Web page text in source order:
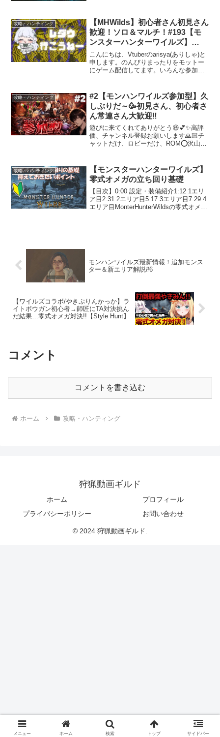
攻略・ハンティング
【MHWilds】初心者さん初見さん
歓迎！ソロ＆マルチ！#193【モ
ンスターハンターワイルズ】
【VTuber】
こんにちは、Vtuberのarisya(ありしゃ)と
申します。のんびりまったりをモットー
にゲーム配信してます。いろんな参加型
その他リンク→ 【配信ルール】1 人...
攻略・ハンティング
#2【モンハンワイルズ参加型】久
しぶりだ～🥳初見さん、初心者さ
ん常連さん大歓迎‼️
遊びに来てくれてありがとう😆💕✨高評
価、チャンネル登録お願いします🙏🏻チ
ャットだけ、ロビーだけ、ROM⭕沢山の
ためPS利用者様限定になります😥VC参
加したい方は気軽に...
攻略・ハンティング
【モンスターハンターワイルズ】
零式オメガの立ち回り基礎
【目次】0:00 設定・装備紹介1:12 1エリ
ア目2:31 2エリア目5:17 3エリア目7:29 4
エリア目MonterHunterWildsの零式オメガ
モンハンワイルズ最新情報！追加モンス
ター＆新エリア解説#6
【ワイルズコラボ/やきぷりんかっか】ラ
イトボウガン初心者→師匠にTA対決挑ん
だ結果…零式オメガ対決!!【Style Hunt】
コメント
コメントを書き込む
ホーム 攻略・ハンティング
狩猟動画ギルド
ホーム
プロフィール
プライバシーポリシー
お問い合わせ
© 2024 狩猟動画ギルド.
メニュー ホーム 検索 トップ サイドバー